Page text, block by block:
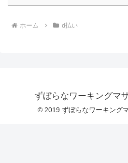
ホーム d払い
ずぼらなワーキングマ
© 2019 ずぼらなワーキング